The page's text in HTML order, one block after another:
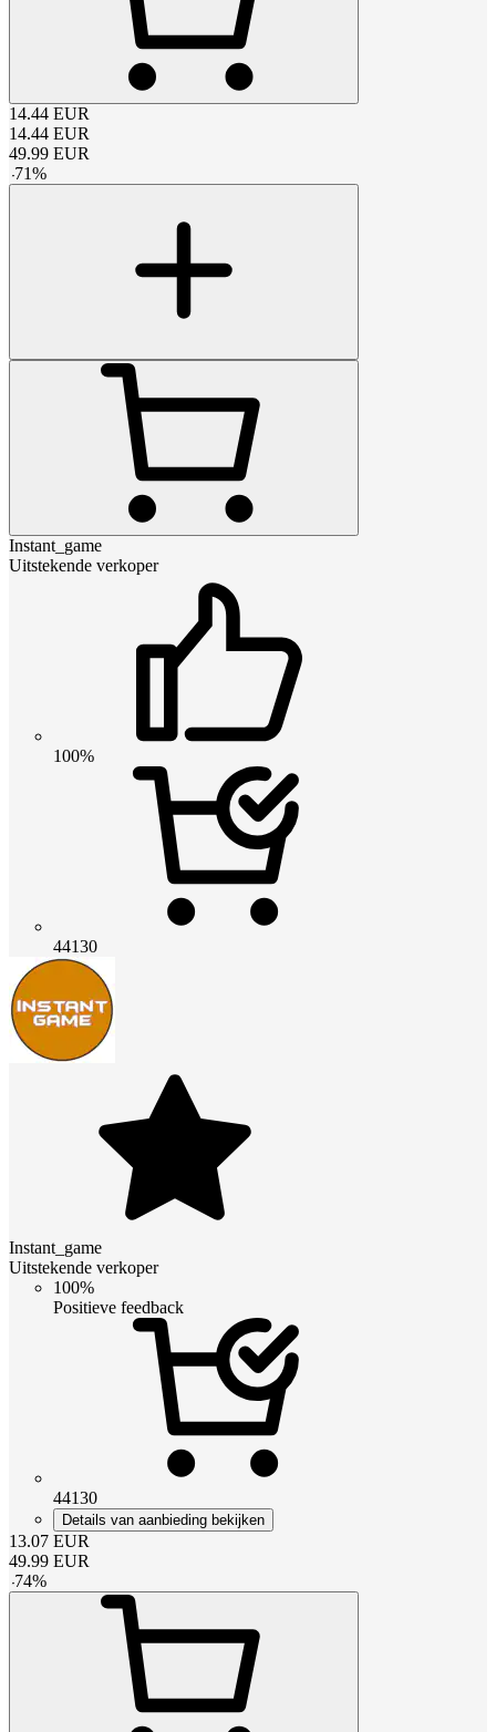
14.44 EUR
14.44 EUR
49.99 EUR
-71%
Instant_game
Uitstekende verkoper
100%
44130
Instant_game
Uitstekende verkoper
100%
Positieve feedback
44130
Details van aanbieding bekijken
13.07 EUR
49.99 EUR
-74%